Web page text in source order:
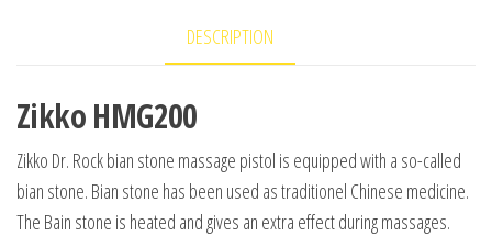
DESCRIPTION
Zikko HMG200
Zikko Dr. Rock bian stone massage pistol is equipped with a so-called
bian stone. Bian stone has been used as traditionel Chinese medicine.
The Bain stone is heated and gives an extra effect during massages.